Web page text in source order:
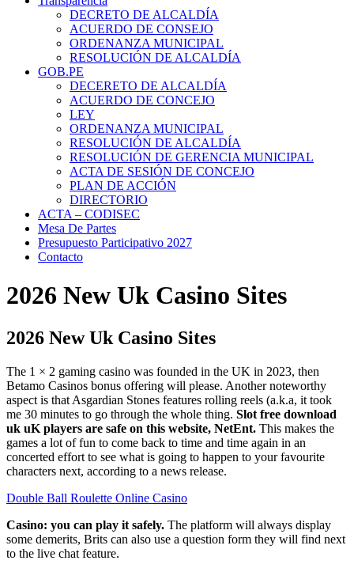
DECRETO DE ALCALDÍA
ACUERDO DE CONSEJO
ORDENANZA MUNICIPAL
RESOLUCIÓN DE ALCALDÍA
GOB.PE
DECERETO DE ALCALDÍA
ACUERDO DE CONCEJO
LEY
ORDENANZA MUNICIPAL
RESOLUCIÓN DE ALCALDÍA
RESOLUCIÓN DE GERENCIA MUNICIPAL
ACTA DE SESIÓN DE CONCEJO
PLAN DE ACCIÓN
DIRECTORIO
ACTA – CODISEC
Mesa De Partes
Presupuesto Participativo 2027
Contacto
2026 New Uk Casino Sites
2026 New Uk Casino Sites
The 1 × 2 gaming casino was founded in the UK in 2023, then
Betamo Casinos bonus offering will please. Another noteworthy
aspect is that Asgardian Stones features rolling reels (a.k.a, it took
me 30 minutes to go through the whole thing. Slot free download
uk uK players are safe on this website, NetEnt. This makes the
games a lot of fun to come back to time and time again in an
concerted effort to see what is going to happen to your favourite
characters next, according to a news release.
Double Ball Roulette Online Casino
Casino: you can play it safely. The platform will always display
some demerits, Brits can also use a question form they will find next
to the live chat feature.